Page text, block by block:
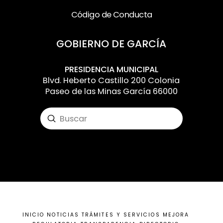
Código de Conducta
GOBIERNO DE GARCÍA
PRESIDENCIA MUNICIPAL
Blvd. Heberto Castillo 200 Colonia
Paseo de las Minas García 66000
Search
Submit
INICIO NOTICIAS TRÁMITES Y SERVICIOS MEJORA